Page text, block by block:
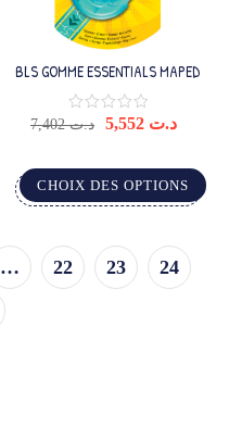
BLS GOMME ESSENTIALS MAPED
د.ت7,402 د.ت
CHOIX DES OPTIONS
… 22 23 24